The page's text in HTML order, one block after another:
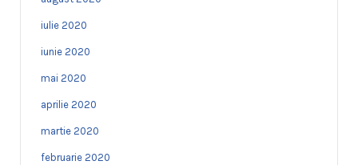
iulie 2020
iunie 2020
mai 2020
aprilie 2020
martie 2020
februarie 2020